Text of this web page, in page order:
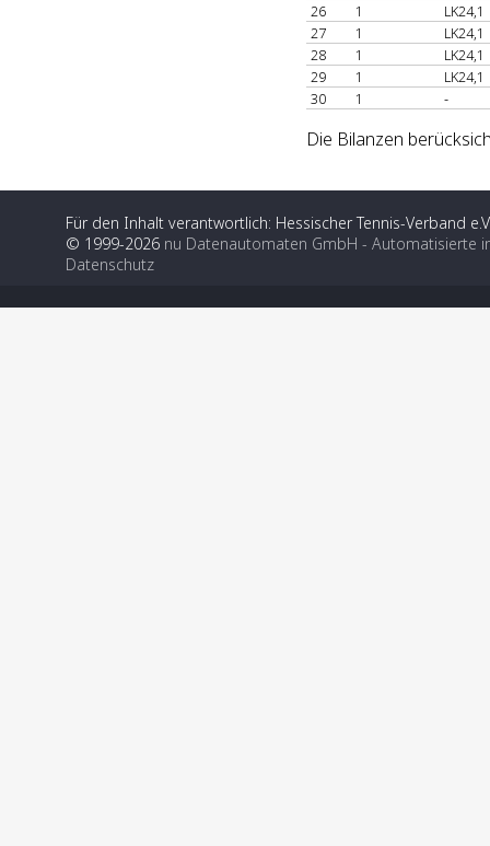
26
1
LK24,1
27
1
LK24,1
28
1
LK24,1
29
1
LK24,1
30
1 -
Die Bilanzen
Für den Inhalt verantwortlich: Hessischer Tennis-Verband
© 1999-2026 nu Datenautomaten GmbH - Automatisierte
Datenschutz